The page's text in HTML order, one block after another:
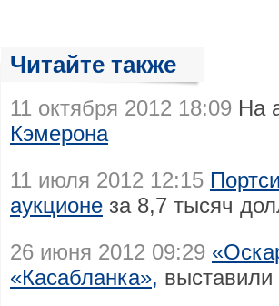
Читайте также
11 октября 2012 18:09 На
Кэмерона
11 июля 2012 12:15
аукционе за 8,7 тысяч
26 июня 2012 09:29
«Касабланка», выставили